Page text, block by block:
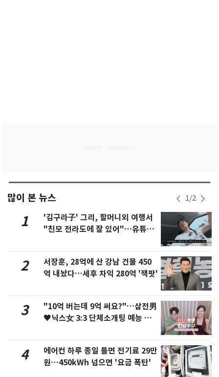
많이 본 뉴스 1/2
1
'김구라子' 그리, 할머니외 여행서
"친모 전라도에 잘 있어"…유튜브
2
서장훈, 28억에 산 강남 건물 450
억 내놨다…세후 차익 280억 '잭팟'
3
"10억 버는데 9억 써요?"…삼전男
♥닉스女 3:3 단체소개팅 예능 화
4
에어컨 하루 종일 틀면 전기료 29만
원…450kWh 넘으면 '요금 폭탄'